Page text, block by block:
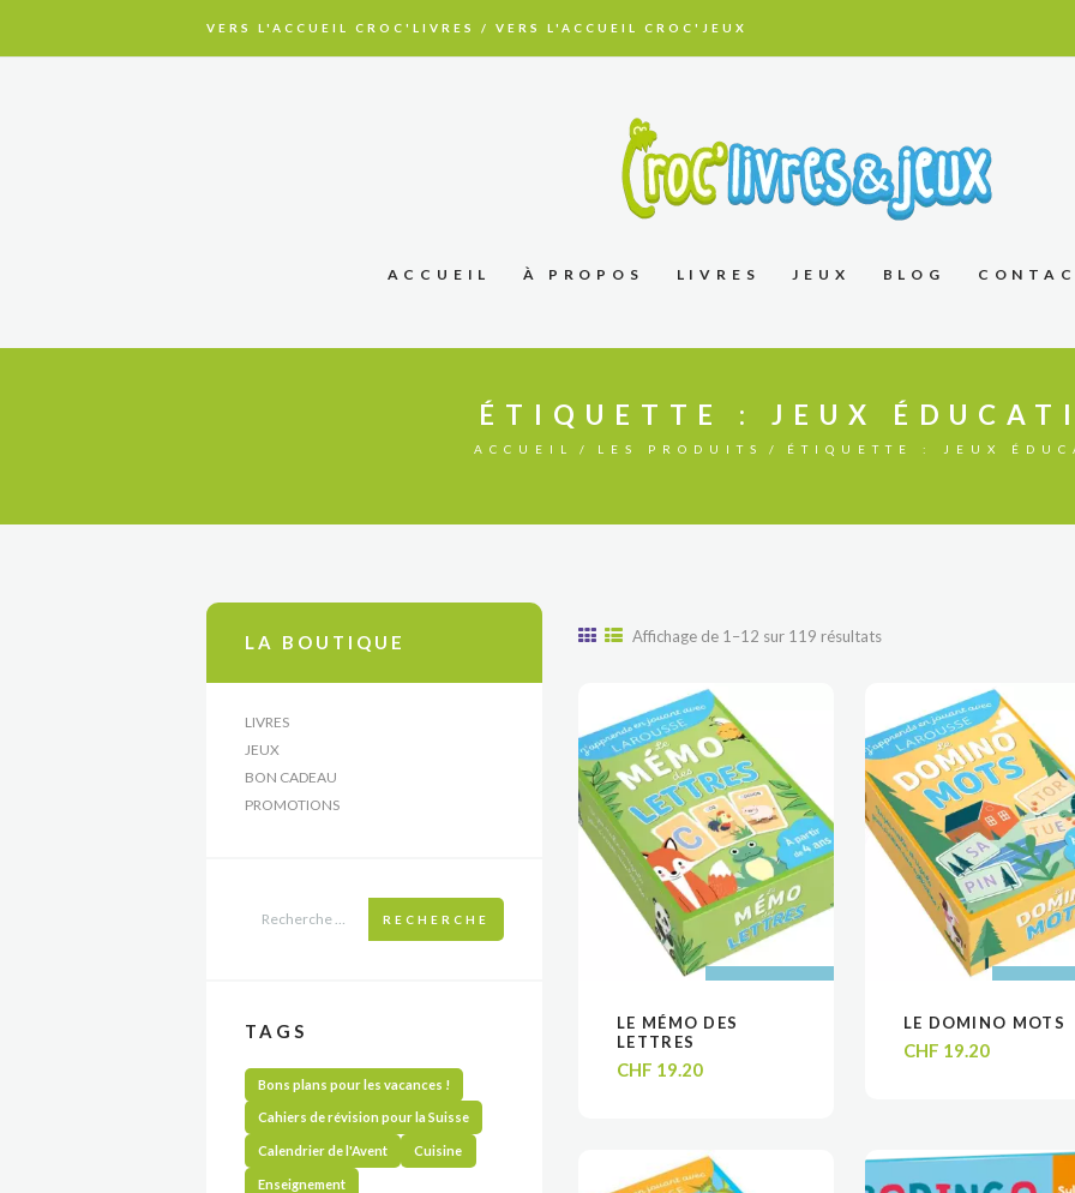
VERS L'ACCUEIL CROC'LIVRES / VERS L'ACCUEIL CROC'JEUX
ACCUEIL À PROPOS LIVRES JEUX BLOG
ÉTIQUETTE : JEUX
ACCUEIL LES PRODUITS ÉTIQUETTE : JEUX
Affichage de 1–12 sur 119 résultatsTrié
récent
au
plus
ancien
VOIR
VOIR
LE MÉMO DES
LETTRES
CHF 19.20
VOIR
VOIR
PANIER
PANIER
LE DOMINO MOTS
CHF 19.20
LA BOUTIQUE
LIVRES
JEUX
BON CADEAU
PROMOTIONS
RECHERCHE
TAGS
Bons plans pour les vacances !
Cahiers de révision pour la Suisse
Calendrier de l'Avent Cuisine
Enseignement